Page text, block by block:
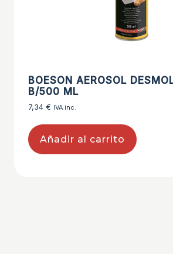
BOESON AEROSOL
B/500 ML
7,34 € IVA inc.
Añadir al carrito